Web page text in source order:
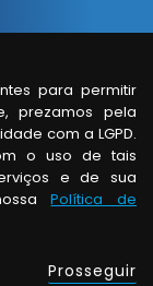
para permitir
prezamos pela
com a LGPD.
o uso de tais
e de sua
Política de
Prosseguir